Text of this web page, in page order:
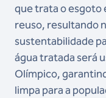
que trata o esgoto
reuso, resultando
sustentabilidade
água tratada será
Olímpico,
limpa para a